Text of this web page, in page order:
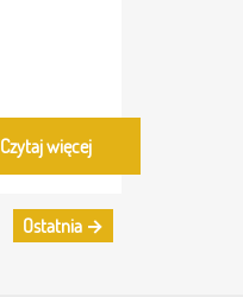
Czytaj więcej
Ostatnia →